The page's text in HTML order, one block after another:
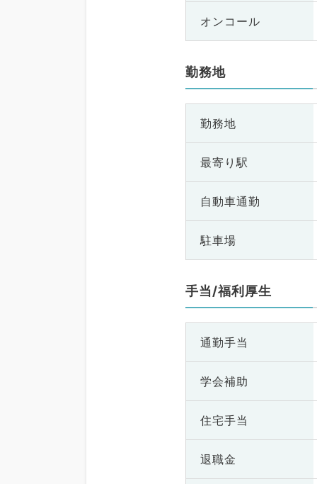
オンコール
勤務地
勤務地
最寄り駅
自動車通勤
駐車場
手当/福利厚生
通勤手当
学会補助
住宅手当
退職金